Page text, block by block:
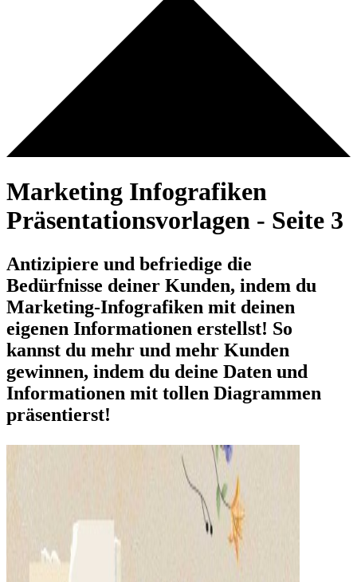
Marketing Infografiken
Präsentationsvorlagen - Seite 3
Antizipiere und befriedige die
Bedürfnisse deiner Kunden, indem du
Marketing-Infografiken mit deinen
eigenen Informationen erstellst! So
kannst du mehr und mehr Kunden
gewinnen, indem du deine Daten und
Informationen mit tollen Diagrammen
präsentierst!